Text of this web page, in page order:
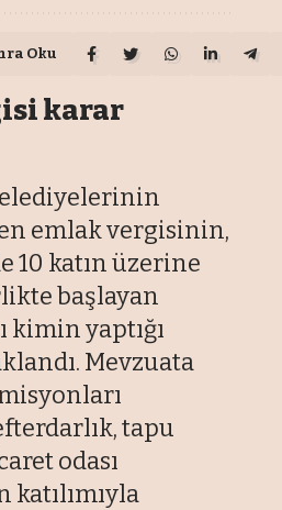
Oku
karar
emlak vergisinin,
10 katın üzerine
başlayan
kimin yaptığı
Mevzuata
tapu
odası